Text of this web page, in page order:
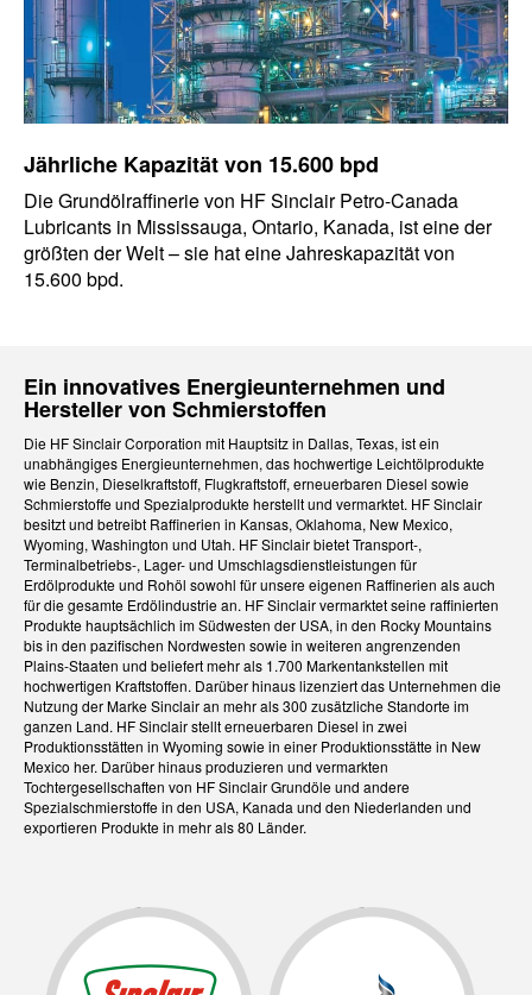
Jährliche Kapazität von 15.600 bpd
Die Grundölraffinerie von HF Sinclair Petro-Canada
Lubricants in Mississauga, Ontario, Kanada, ist eine der
größten der Welt – sie hat eine Jahreskapazität von
15.600 bpd.
Ein innovatives Energieunternehmen und
Hersteller von Schmierstoffen
Die HF Sinclair Corporation mit Hauptsitz in Dallas, Texas, ist ein
unabhängiges Energieunternehmen, das hochwertige Leichtölprodukte
wie Benzin, Dieselkraftstoff, Flugkraftstoff, erneuerbaren Diesel sowie
Schmierstoffe und Spezialprodukte herstellt und vermarktet. HF Sinclair
besitzt und betreibt Raffinerien in Kansas, Oklahoma, New Mexico,
Wyoming, Washington und Utah. HF Sinclair bietet Transport-,
Terminalbetriebs-, Lager- und Umschlagsdienstleistungen für
Erdölprodukte und Rohöl sowohl für unsere eigenen Raffinerien als auch
für die gesamte Erdölindustrie an. HF Sinclair vermarktet seine raffinierten
Produkte hauptsächlich im Südwesten der USA, in den Rocky Mountains
bis in den pazifischen Nordwesten sowie in weiteren angrenzenden
Plains-Staaten und beliefert mehr als 1.700 Markentankstellen mit
hochwertigen Kraftstoffen. Darüber hinaus lizenziert das Unternehmen die
Nutzung der Marke Sinclair an mehr als 300 zusätzliche Standorte im
ganzen Land. HF Sinclair stellt erneuerbaren Diesel in zwei
Produktionsstätten in Wyoming sowie in einer Produktionsstätte in New
Mexico her. Darüber hinaus produzieren und vermarkten
Tochtergesellschaften von HF Sinclair Grundöle und andere
Spezialschmierstoffe in den USA, Kanada und den Niederlanden und
exportieren Produkte in mehr als 80 Länder.